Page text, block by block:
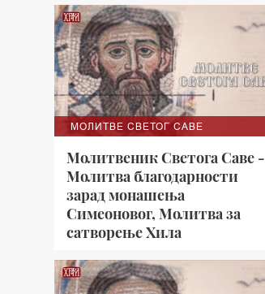
МОЛИТВЕ СВЕТОГ САВЕ
Молитвеник Светога Саве -
Молитва благодарности
зарад монашења
Симеоновог, Молитва за
сатворење Хила